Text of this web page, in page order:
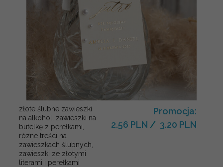
złote ślubne zawieszki
na alkohol, zawieszki na
butelkę z perełkami,
rózne treści na
zawieszkach ślubnych,
zawieszki ze złotymi
literami i perełkami
Promocja:
2.56 PLN / 3.20 PLN